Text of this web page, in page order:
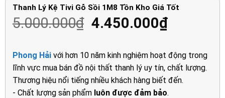
Thanh Lý Kệ Tivi Gỗ Sồi 1M8 Tồn Kho Giá Tốt
5.000.000₫ Giá
là:
5.000.000₫.
4.450.000₫Giá
tại
là:
Phong Hảivới hơn 10 năm kinh nghiệm hoạt động trong
lĩnh vực mua bán đồ nội thất thanh lý uy tín, chất lượng.
Thương hiệu nổi tiếng nhiều khách hàng biết đến.
- Chất lượng sản phẩm luôn được đảm bảo.